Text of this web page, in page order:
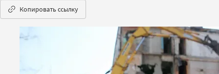
Копировать ссылку